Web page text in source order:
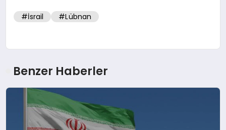
#İsrail #Lübnan
Benzer Haberler